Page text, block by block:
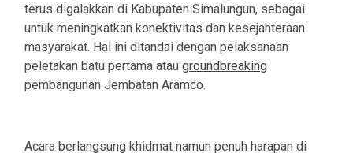
terus digalakkan di Kabupaten Simalungun, sebagai
untuk meningkatkan konektivitas dan kesejahteraan
masyarakat. Hal ini ditandai dengan pelaksanaan
peletakan batu pertama atau groundbreaking
pembangunan Jembatan Aramco.
Acara berlangsung khidmat namun penuh harapan di